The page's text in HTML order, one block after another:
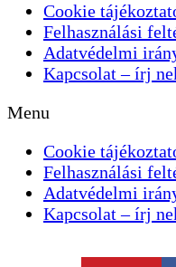
Cookie
Felhasználási
Adatvédelmi
Kapcsolat – írj
Menu
Cookie
Felhasználási
Adatvédelmi
Kapcsolat – írj